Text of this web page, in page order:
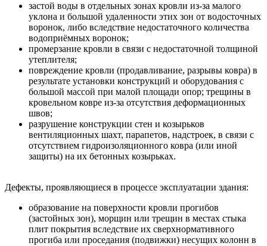
застой воды в отдельных зонах кровли из-за малого
уклона и большой удаленности этих зон от водосточных
воронок, либо вследствие недостаточного количества
водоприёмных воронок;
промерзание кровли в связи с недостаточной толщиной
утеплителя;
повреждение кровли (продавливание, разрывы ковра) в
результате установки конструкций и оборудования с
большой массой при малой площади опор; трещины в
кровельном ковре из-за отсутствия деформационных
швов;
разрушение конструкции стен и козырьков
вентиляционных шахт, парапетов, надстроек, в связи с
отсутствием гидроизоляционного ковра (или иной
защиты) на их бетонных козырьках.
Дефекты, проявляющиеся в процессе эксплуатации здания:
образование на поверхности кровли прогибов
(застойных зон), морщин или трещин в местах стыка
плит покрытия вследствие их сверхнормативного
прогиба или проседания (подвижки) несущих колонн в